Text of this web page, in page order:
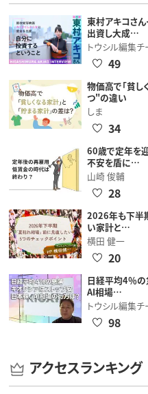
東村アキコさ
出資し大成…
トウシル編集チ
49
物価高で「貧し
つ"の違い
しま
34
60歳で定年を
不安を盾に…
山崎 俊輔
28
2026年も下半
い家計と…
横田 健一
20
日経平均4％の
AI相場…
トウシル編集チ
98
アクセスランキング